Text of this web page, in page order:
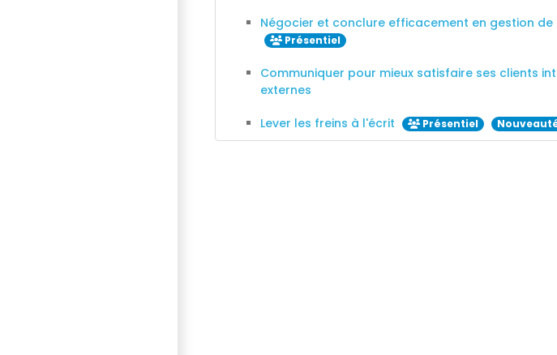
Négocier et conclure efficacement en gestion de
Présentiel
Communiquer pour mieux satisfaire ses clients
externes
Lever les freins à l'écrit Présentiel